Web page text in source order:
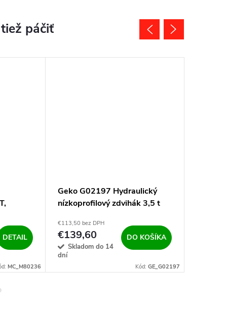
DETAIL
MC_M80236
Geko G02197 Hydraulický
nízkoprofilový zdvihák 3,5 t
€113,50 bez DPH
€139,60
Skladom do 14
dní
DO KOŠÍKA
Kód: GE_G02197